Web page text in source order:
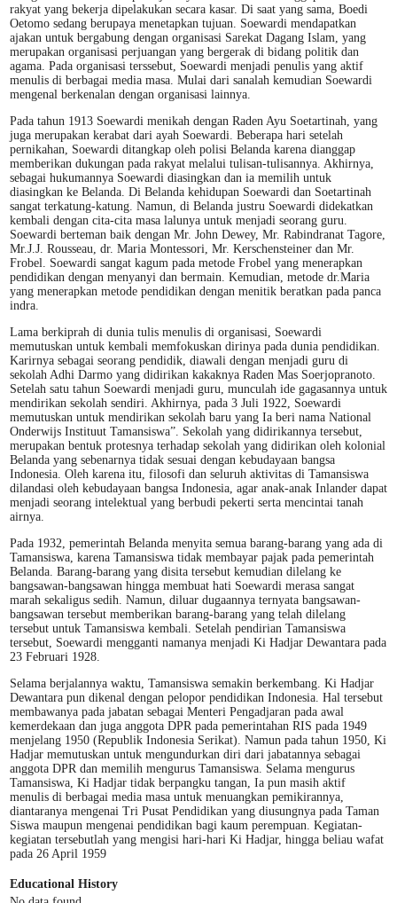
rakyat yang bekerja dipelakukan secara kasar. Di saat yang sama, Boedi
Oetomo sedang berupaya menetapkan tujuan. Soewardi mendapatkan
ajakan untuk bergabung dengan organisasi Sarekat Dagang Islam, yang
merupakan organisasi perjuangan yang bergerak di bidang politik dan
agama. Pada organisasi terssebut, Soewardi menjadi penulis yang aktif
menulis di berbagai media masa. Mulai dari sanalah kemudian Soewardi
mengenal berkenalan dengan organisasi lainnya.
Pada tahun 1913 Soewardi menikah dengan Raden Ayu Soetartinah, yang
juga merupakan kerabat dari ayah Soewardi. Beberapa hari setelah
pernikahan, Soewardi ditangkap oleh polisi Belanda karena dianggap
memberikan dukungan pada rakyat melalui tulisan-tulisannya. Akhirnya,
sebagai hukumannya Soewardi diasingkan dan ia memilih untuk
diasingkan ke Belanda. Di Belanda kehidupan Soewardi dan Soetartinah
sangat terkatung-katung. Namun, di Belanda justru Soewardi didekatkan
kembali dengan cita-cita masa lalunya untuk menjadi seorang guru.
Soewardi berteman baik dengan Mr. John Dewey, Mr. Rabindranat Tagore,
Mr.J.J. Rousseau, dr. Maria Montessori, Mr. Kerschensteiner dan Mr.
Frobel. Soewardi sangat kagum pada metode Frobel yang menerapkan
pendidikan dengan menyanyi dan bermain. Kemudian, metode dr.Maria
yang menerapkan metode pendidikan dengan menitik beratkan pada panca
indra.
Lama berkiprah di dunia tulis menulis di organisasi, Soewardi
memutuskan untuk kembali memfokuskan dirinya pada dunia pendidikan.
Karirnya sebagai seorang pendidik, diawali dengan menjadi guru di
sekolah Adhi Darmo yang didirikan kakaknya Raden Mas Soerjopranoto.
Setelah satu tahun Soewardi menjadi guru, munculah ide gagasannya untuk
mendirikan sekolah sendiri. Akhirnya, pada 3 Juli 1922, Soewardi
memutuskan untuk mendirikan sekolah baru yang Ia beri nama National
Onderwijs Instituut Tamansiswa”. Sekolah yang didirikannya tersebut,
merupakan bentuk protesnya terhadap sekolah yang didirikan oleh kolonial
Belanda yang sebenarnya tidak sesuai dengan kebudayaan bangsa
Indonesia. Oleh karena itu, filosofi dan seluruh aktivitas di Tamansiswa
dilandasi oleh kebudayaan bangsa Indonesia, agar anak-anak Inlander dapat
menjadi seorang intelektual yang berbudi pekerti serta mencintai tanah
airnya.
Pada 1932, pemerintah Belanda menyita semua barang-barang yang ada di
Tamansiswa, karena Tamansiswa tidak membayar pajak pada pemerintah
Belanda. Barang-barang yang disita tersebut kemudian dilelang ke
bangsawan-bangsawan hingga membuat hati Soewardi merasa sangat
marah sekaligus sedih. Namun, diluar dugaannya ternyata bangsawan-
bangsawan tersebut memberikan barang-barang yang telah dilelang
tersebut untuk Tamansiswa kembali. Setelah pendirian Tamansiswa
tersebut, Soewardi mengganti namanya menjadi Ki Hadjar Dewantara pada
23 Februari 1928.
Selama berjalannya waktu, Tamansiswa semakin berkembang. Ki Hadjar
Dewantara pun dikenal dengan pelopor pendidikan Indonesia. Hal tersebut
membawanya pada jabatan sebagai Menteri Pengadjaran pada awal
kemerdekaan dan juga anggota DPR pada pemerintahan RIS pada 1949
menjelang 1950 (Republik Indonesia Serikat). Namun pada tahun 1950, Ki
Hadjar memutuskan untuk mengundurkan diri dari jabatannya sebagai
anggota DPR dan memilih mengurus Tamansiswa. Selama mengurus
Tamansiswa, Ki Hadjar tidak berpangku tangan, Ia pun masih aktif
menulis di berbagai media masa untuk menuangkan pemikirannya,
diantaranya mengenai Tri Pusat Pendidikan yang diusungnya pada Taman
Siswa maupun mengenai pendidikan bagi kaum perempuan. Kegiatan-
kegiatan tersebutlah yang mengisi hari-hari Ki Hadjar, hingga beliau wafat
pada 26 April 1959
Educational History